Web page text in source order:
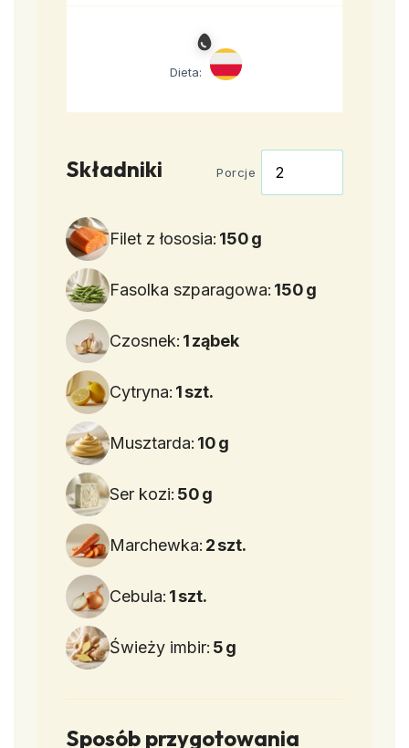
Dieta:
Składniki Porcje
Filet z łososia: 150g
Fasolka szparagowa: 150g
Czosnek: 1ząbek
Cytryna: 1szt.
Musztarda: 10g
Ser kozi: 50g
Marchewka: 2szt.
Cebula: 1szt.
Świeży imbir: 5g
Sposób przygotowania